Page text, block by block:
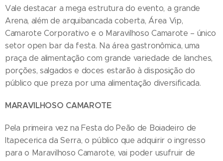
Vale destacar a mega estrutura do evento, a grande
Arena, além de arquibancada coberta, Área Vip,
Camarote Corporativo e o Maravilhoso Camarote – único
setor open bar da festa. Na área gastronômica, uma
praça de alimentação com grande variedade de lanches,
porções, salgados e doces estarão à disposição do
público que preza por uma alimentação diversificada.
MARAVILHOSO CAMAROTE
Pela primeira vez na Festa do Peão de Boiadeiro de
Itapecerica da Serra, o público que adquirir o ingresso
para o Maravilhoso Camarote, vai poder usufruir de